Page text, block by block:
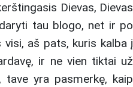
Dievas, Dievas
tau blogo, net ir po
aš pats, kuris kalba į
ir ne vien tiktai už
tave yra pasmerkę, kaip